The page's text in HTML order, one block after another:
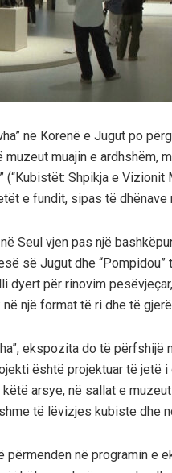
në Korenë e Jugut po
muajin e ardhshëm,
(“Kubistët: Shpikja e
e fundit, sipas të dhënave
Seul vjen pas një
së Jugut dhe
dyert për rinovim
një format të ri dhe të
ekspozita do të përfshijë
është projektuar të jetë
arsye, në sallat e
të lëvizjes kubiste dhe
përmenden në programin e